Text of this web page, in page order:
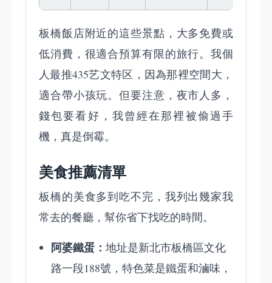
板橋飯店附近的這些景點，大多免費或
低消費，很適合預算有限的旅行。我個
人最推435艺文特区，因為那裡空間大，
適合帶小孩玩。但要注意，夜市人多，
錢包要看好，我曾經在那裡被偷過手
機，真是倒霉。
美食推薦清單
板橋的美食多到吃不完，我列出幾家我
常去的餐廳，幫你省下找吃的時間。
阿婆鐵蛋： 地址是新北市板橋區文化
路一段188號，特色菜是鐵蛋和滷味，